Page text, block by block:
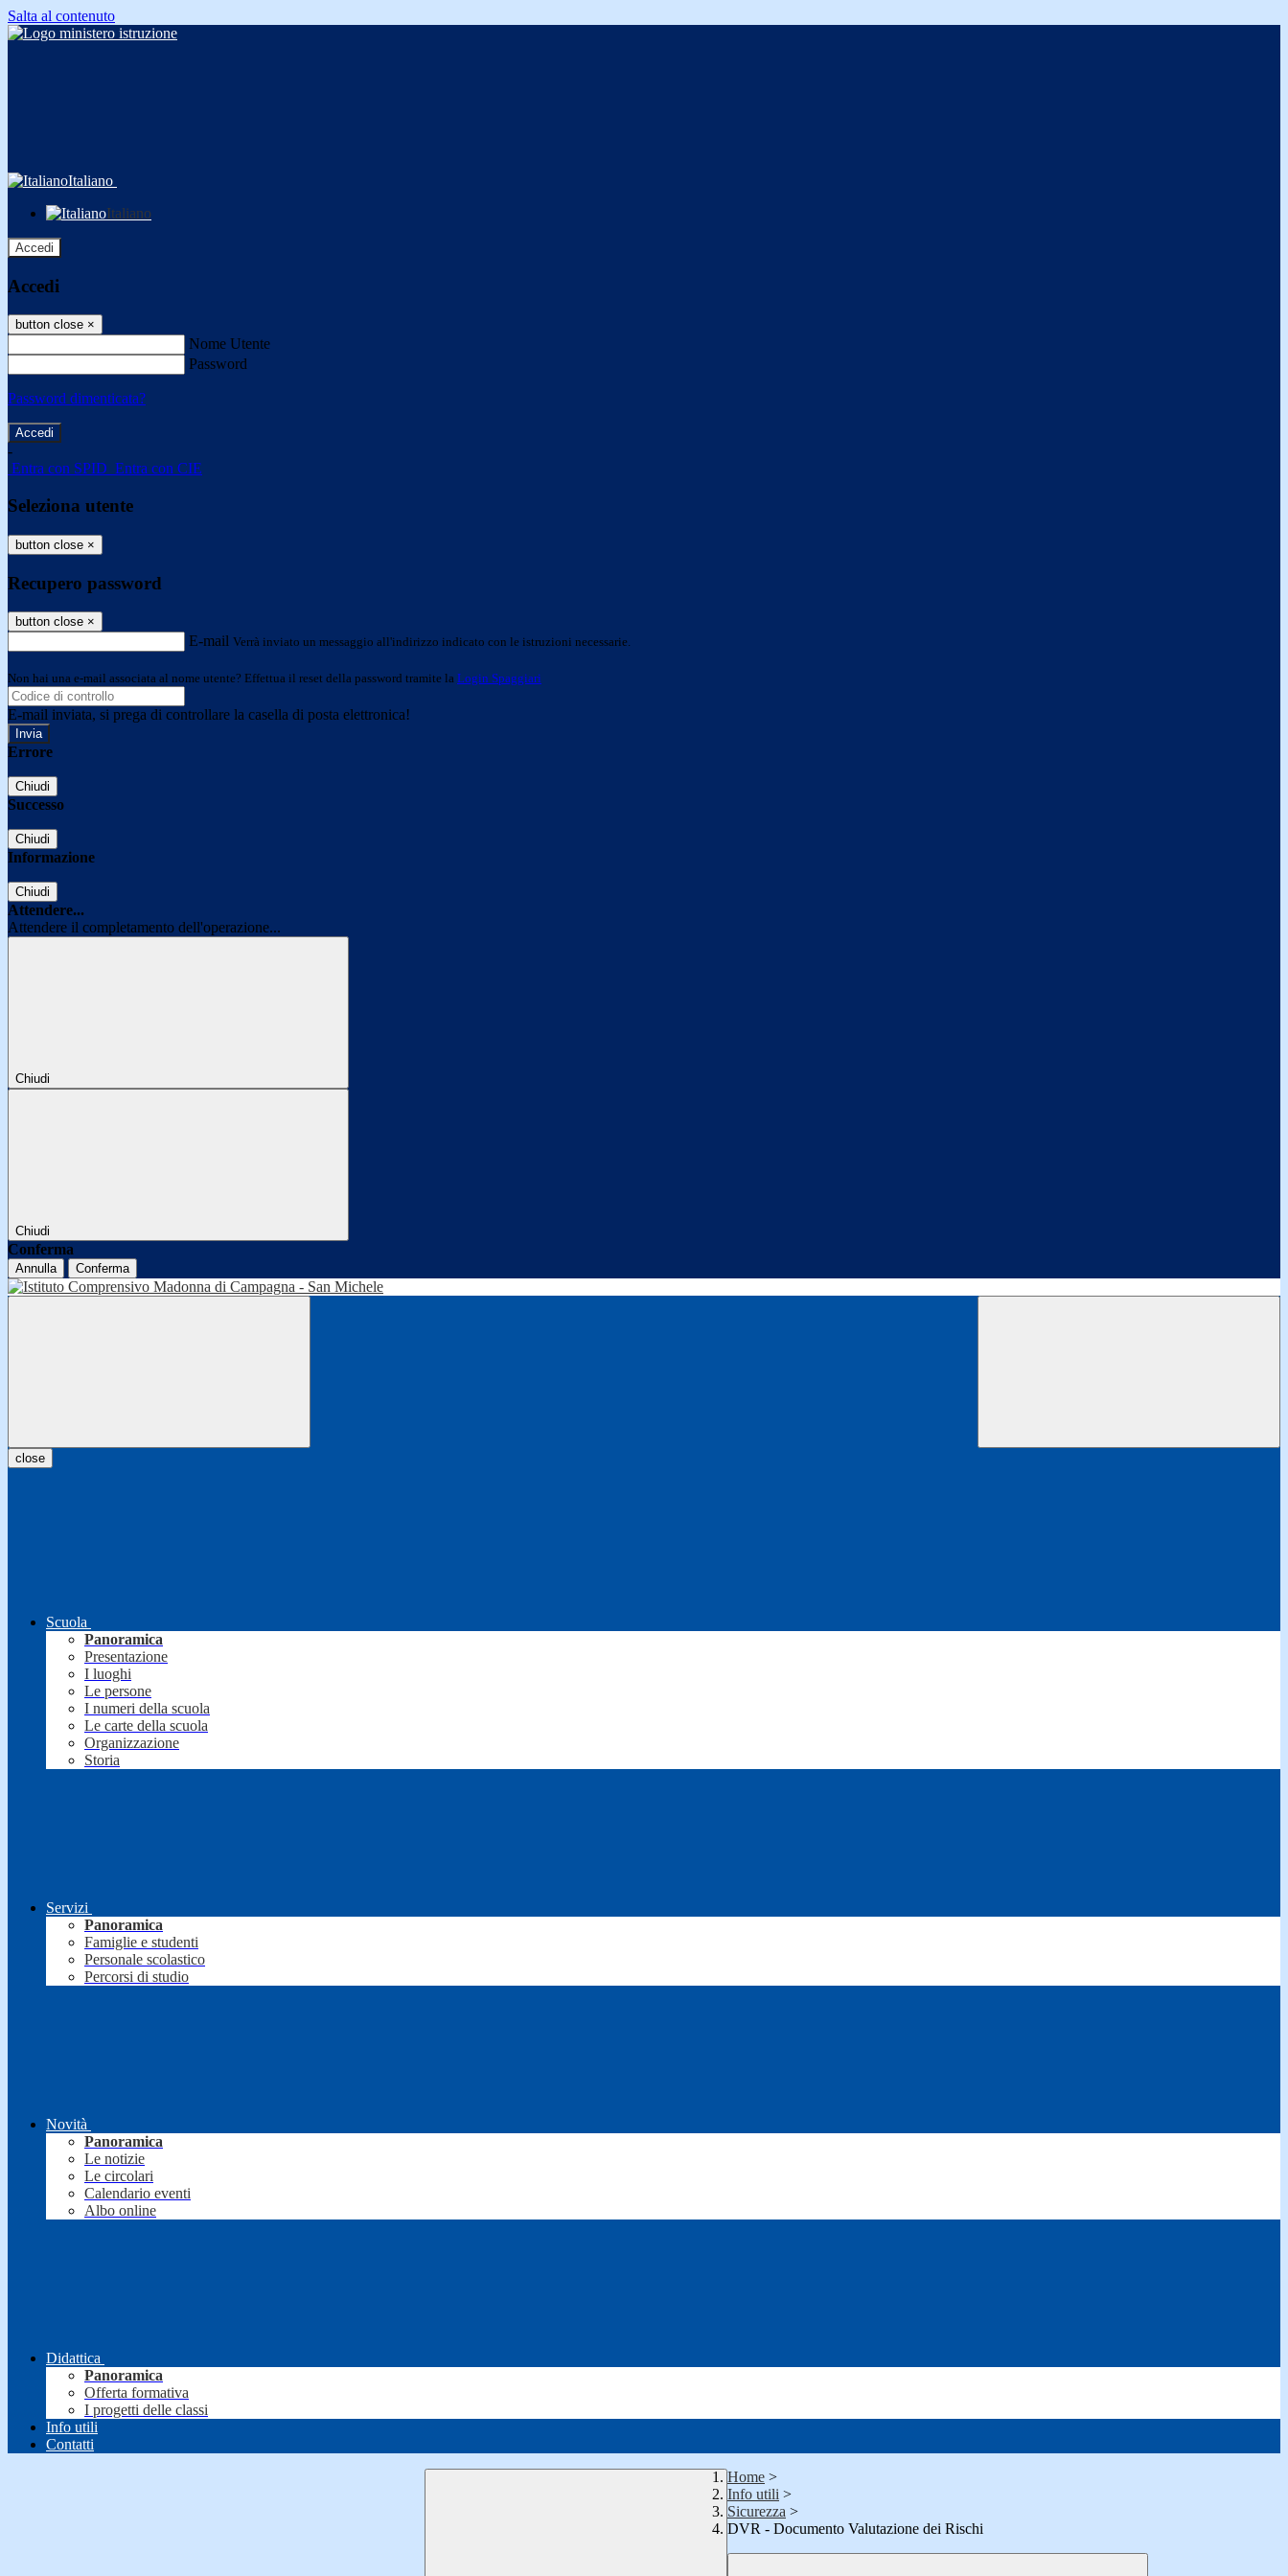
Salta al contenuto
Italiano
Italiano
Accedi
Accedi
button close ×
Nome Utente
Password
Password dimenticata?
-
Entra con SPID Entra con CIE
Seleziona utente
button close ×
Recupero password
button close ×
E-mail Verrà inviato un messaggio all'indirizzo indicato con le istruzioni necessarie.
Non hai una e-mail associata al nome utente? Effettua il reset della password tramite la Login Spaggiari
E-mail inviata, si prega di controllare la casella di posta elettronica!
Errore
Chiudi
Successo
Chiudi
Informazione
Chiudi
Attendere...
Attendere il completamento dell'operazione...
Chiudi
Chiudi
Conferma
Annulla Conferma
close
Scuola
Panoramica
Presentazione
I luoghi
Le persone
I numeri della scuola
Le carte della scuola
Organizzazione
Storia
Servizi
Panoramica
Famiglie e studenti
Personale scolastico
Percorsi di studio
Novità
Panoramica
Le notizie
Le circolari
Calendario eventi
Albo online
Didattica
Panoramica
Offerta formativa
I progetti delle classi
Info utili
Contatti
Home >
Info utili >
Sicurezza >
DVR - Documento Valutazione dei Rischi